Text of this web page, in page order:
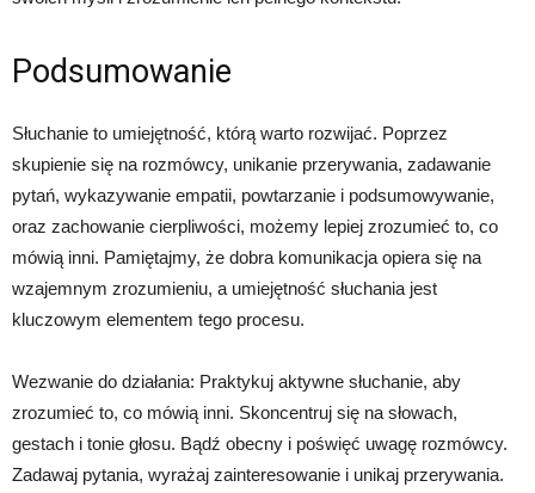
Podsumowanie
Słuchanie to umiejętność, którą warto rozwijać. Poprzez
skupienie się na rozmówcy, unikanie przerywania, zadawanie
pytań, wykazywanie empatii, powtarzanie i podsumowywanie,
oraz zachowanie cierpliwości, możemy lepiej zrozumieć to, co
mówią inni. Pamiętajmy, że dobra komunikacja opiera się na
wzajemnym zrozumieniu, a umiejętność słuchania jest
kluczowym elementem tego procesu.
Wezwanie do działania: Praktykuj aktywne słuchanie, aby
zrozumieć to, co mówią inni. Skoncentruj się na słowach,
gestach i tonie głosu. Bądź obecny i poświęć uwagę rozmówcy.
Zadawaj pytania, wyrażaj zainteresowanie i unikaj przerywania.